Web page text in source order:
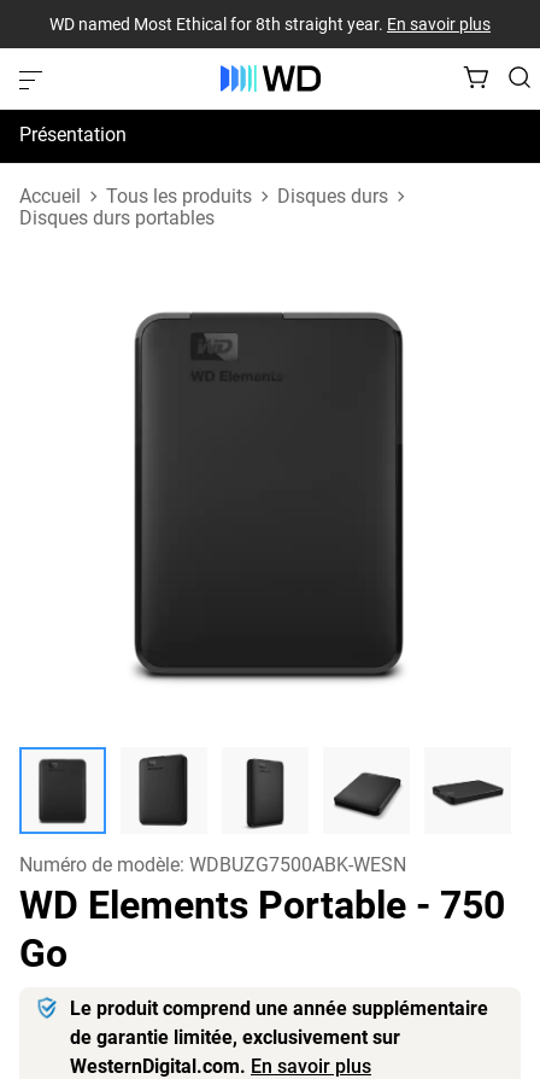
WD named Most Ethical for 8th straight year. En savoir plus
Présentation
Spécifications
Accueil Tous les produits
Disques durs
Disques durs portables
Numéro de modèle: WDBUZG7500ABK-WESN
WD Elements Portable - 750
Go
Le produit comprend une année supplémentaire
de garantie limitée, exclusivement sur
WesternDigital.com. En savoir plus